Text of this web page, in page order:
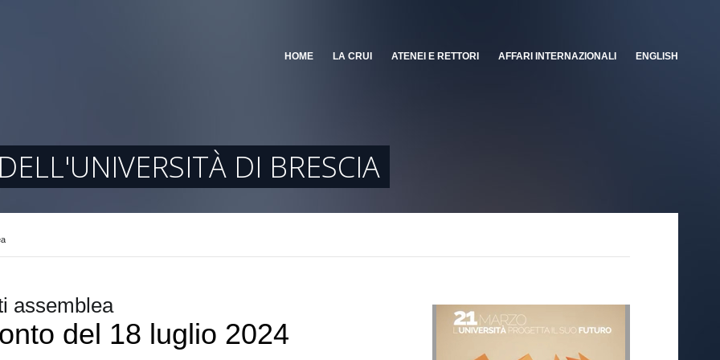
HOME LA CRUI ATENEI E RETTORI AFFARI INTERNAZIONALI ENGLISH
DI BRESCIA
assemblea
del 18 luglio 2024